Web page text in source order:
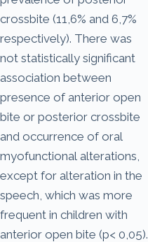
crossbite (11,6% and 6,7%
respectively). There was
not statistically significant
association between
presence of anterior open
bite or posterior crossbite
and occurrence of oral
myofunctional alterations,
except for alteration in the
speech, which was more
frequent in children with
anterior open bite (p< 0,05).